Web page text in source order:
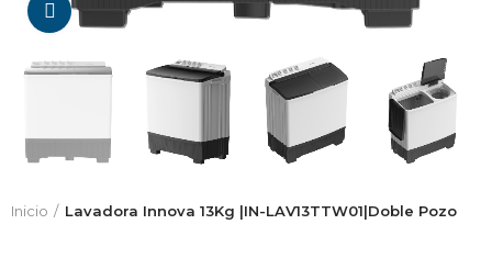
Da click para agrandar
Inicio Lavadora Innova 13Kg |IN-LAV13TTW01|Doble Pozo